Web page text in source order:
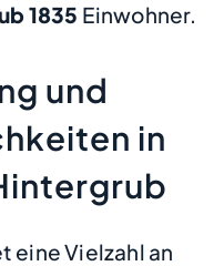
1835 Einwohner.
und
in
eine Vielzahl an